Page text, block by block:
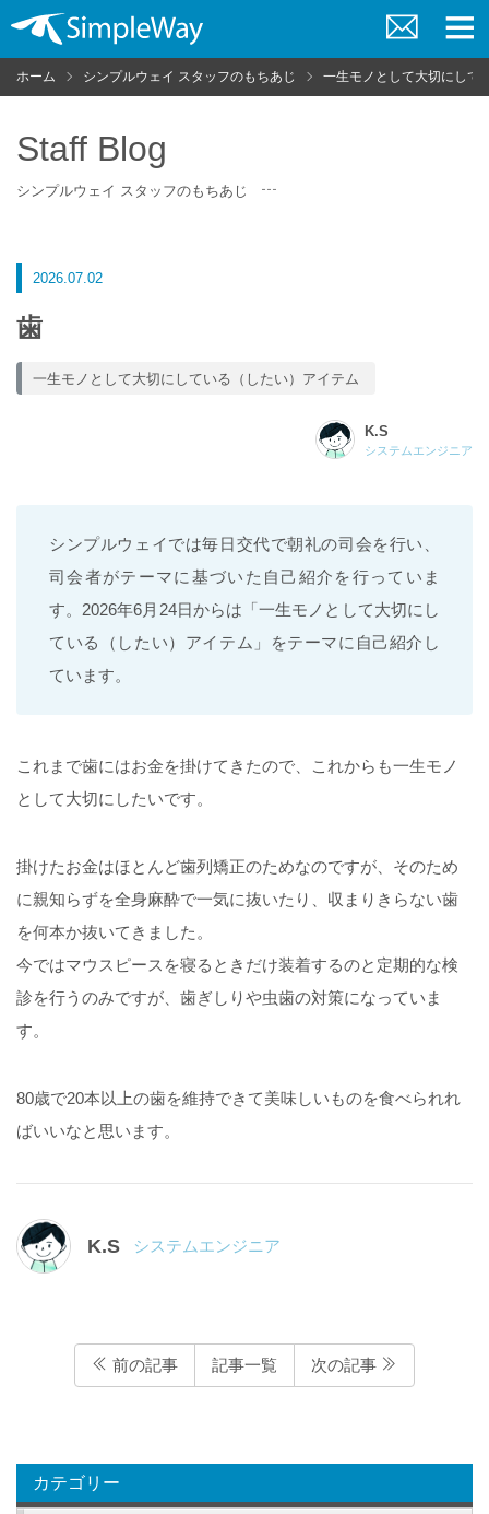
問
い
ニ
ュ
ホーム シンプルウェイ スタッフのもちあじ 一生モノとして大切にして
Staff Blog
シンプルウェイ スタッフのもちあじ
2026.07.02
歯
一生モノとして大切にしている（したい）アイテム
K.S
システムエンジニア
シンプルウェイでは毎日交代で朝礼の司会を行い、
司会者がテーマに基づいた自己紹介を行っていま
す。2026年6月24日からは「一生モノとして大切にし
ている（したい）アイテム」をテーマに自己紹介し
ています。
これまで歯にはお金を掛けてきたので、これからも一生モノ
として大切にしたいです。
掛けたお金はほとんど歯列矯正のためなのですが、そのため
に親知らずを全身麻酔で一気に抜いたり、収まりきらない歯
を何本か抜いてきました。
今ではマウスピースを寝るときだけ装着するのと定期的な検
診を行うのみですが、歯ぎしりや虫歯の対策になっていま
す。
80歳で20本以上の歯を維持できて美味しいものを食べられれ
ばいいなと思います。
K.S システムエンジニア
前の記事 記事一覧 次の記事
カテゴリー